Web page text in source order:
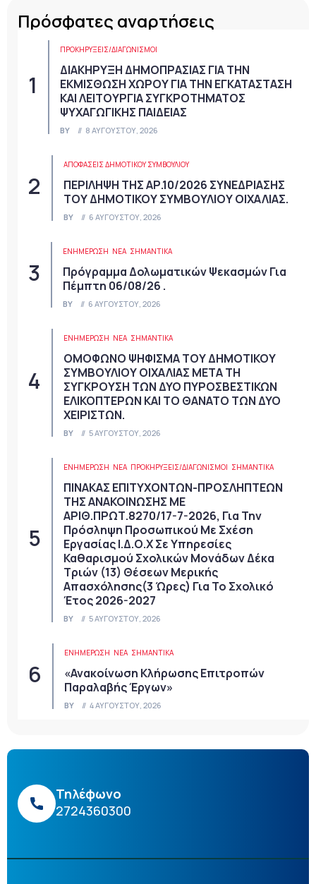
Πρόσφατες αναρτήσεις
ΠΡΟΚΗΡΎΞΕΙΣ/ΔΙΑΓΩΝΙΣΜΟΊ
ΔΙΑΚΗΡΥΞΗ ΔΗΜΟΠΡΑΣΙΑΣ ΓΙΑ ΤΗΝ
ΕΚΜΙΣΘΩΣΗ ΧΩΡΟΥ ΓΙΑ ΤΗΝ ΕΓΚΑΤΑΣΤΑΣΗ
ΚΑΙ ΛΕΙΤΟΥΡΓΙΑ ΣΥΓΚΡΟΤΗΜΑΤΟΣ
ΨΥΧΑΓΩΓΙΚΗΣ ΠΑΙΔΕΙΑΣ
BY 8 ΑΥΓΟΎΣΤΟΥ, 2026
ΑΠΟΦΆΣΕΙΣ ΔΗΜΟΤΙΚΟΎ ΣΥΜΒΟΥΛΊΟΥ
ΠΕΡΙΛΗΨΗ ΤΗΣ ΑΡ.10/2026 ΣΥΝΕΔΡΙΑΣΗΣ
ΤΟΥ ΔΗΜΟΤΙΚΟΥ ΣΥΜΒΟΥΛΙΟΥ ΟΙΧΑΛΙΑΣ.
BY 6 ΑΥΓΟΎΣΤΟΥ, 2026
ΕΝΗΜΕΡΩΣΗ ΝΈΑ ΣΗΜΑΝΤΙΚΆ
Πρόγραμμα Δολωματικών Ψεκασμών Για
Πέμπτη 06/08/26 .
BY 6 ΑΥΓΟΎΣΤΟΥ, 2026
ΕΝΗΜΕΡΩΣΗ ΝΈΑ ΣΗΜΑΝΤΙΚΆ
ΟΜΟΦΩΝΟ ΨΗΦΙΣΜΑ ΤΟΥ ΔΗΜΟΤΙΚΟΥ
ΣΥΜΒΟΥΛΙΟΥ ΟΙΧΑΛΙΑΣ ΜΕΤΑ ΤΗ
ΣΥΓΚΡΟΥΣΗ ΤΩΝ ΔΥΟ ΠΥΡΟΣΒΕΣΤΙΚΩΝ
ΕΛΙΚΟΠΤΕΡΩΝ ΚΑΙ ΤΟ ΘΑΝΑΤΟ ΤΩΝ ΔΥΟ
ΧΕΙΡΙΣΤΩΝ.
BY 5 ΑΥΓΟΎΣΤΟΥ, 2026
ΕΝΗΜΕΡΩΣΗ ΝΈΑ ΠΡΟΚΗΡΎΞΕΙΣ/ΔΙΑΓΩΝΙΣΜΟΊ ΣΗΜΑΝΤΙΚΆ
ΠΙΝΑΚΑΣ ΕΠΙΤΥΧΟΝΤΩΝ-ΠΡΟΣΛΗΠΤΕΩΝ
ΤΗΣ ΑΝΑΚΟΙΝΩΣΗΣ ΜΕ
ΑΡΙΘ.ΠΡΩΤ.8270/17-7-2026, Για Την
Πρόσληψη Προσωπικού Με Σχέση
Εργασίας Ι.Δ.Ο.Χ Σε Υπηρεσίες
Καθαρισμού Σχολικών Μονάδων Δέκα
Τριών (13) Θέσεων Μερικής
Απασχόλησης(3 Ώρες) Για Το Σχολικό
Έτος 2026-2027
BY 5 ΑΥΓΟΎΣΤΟΥ, 2026
ΕΝΗΜΕΡΩΣΗ ΝΈΑ ΣΗΜΑΝΤΙΚΆ
«Ανακοίνωση Κλήρωσης Επιτροπών
Παραλαβής Έργων»
BY 4 ΑΥΓΟΎΣΤΟΥ, 2026
Τηλέφωνο
2724360300